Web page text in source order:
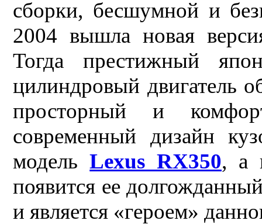
сборки, бесшумной и
2004 вышла новая
Тогда престижный
цилиндровый двигатель
просторный и
современный дизайн
модельLexus RX350, а
появится ее
и является «героем»